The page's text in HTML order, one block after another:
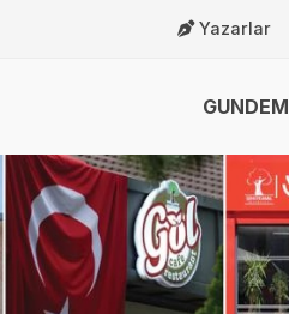
Yazarlar
GUNDEM